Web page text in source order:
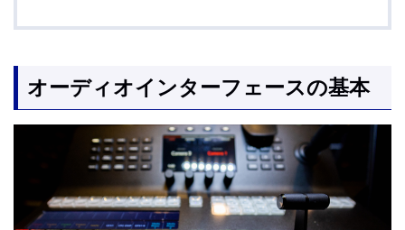
オーディオインターフェースの基本